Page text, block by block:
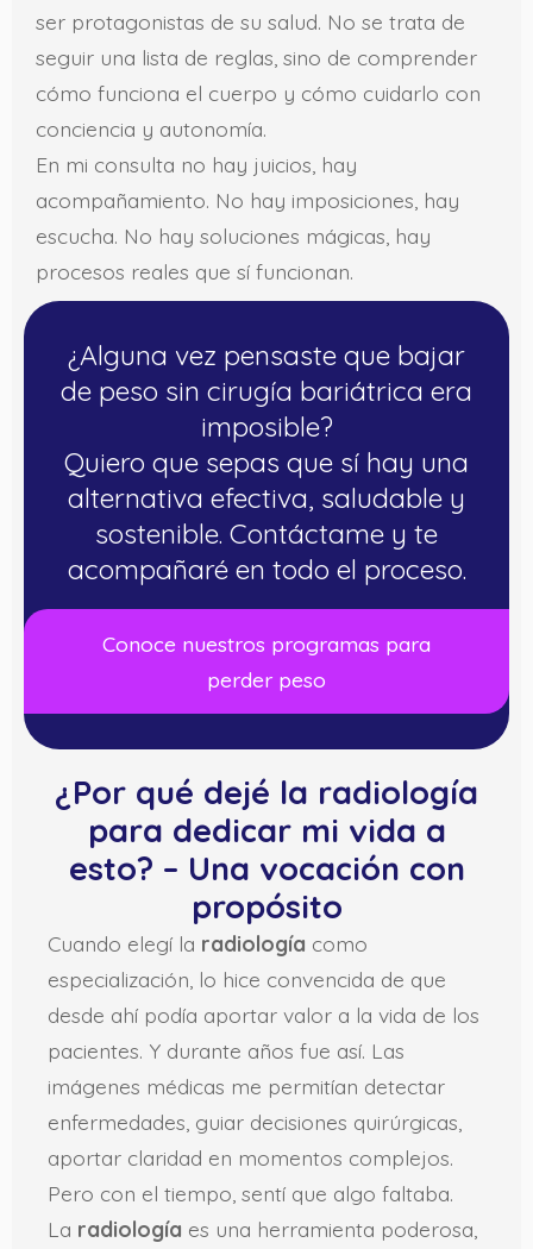
ser protagonistas de su salud. No se trata de
seguir una lista de reglas, sino de comprender
cómo funciona el cuerpo y cómo cuidarlo con
conciencia y autonomía.
En mi consulta no hay juicios, hay
acompañamiento. No hay imposiciones, hay
escucha. No hay soluciones mágicas, hay
procesos reales que sí funcionan.
¿Alguna vez pensaste que bajar
de peso sin cirugía bariátrica era
imposible?
Quiero que sepas que sí hay una
alternativa efectiva, saludable y
sostenible. Contáctame y te
acompañaré en todo el proceso.
Conoce nuestros programas para
perder peso
¿Por qué dejé la radiología
para dedicar mi vida a
esto? – Una vocación con
propósito
Cuando elegí la radiología como
especialización, lo hice convencida de que
desde ahí podía aportar valor a la vida de los
pacientes. Y durante años fue así. Las
imágenes médicas me permitían detectar
enfermedades, guiar decisiones quirúrgicas,
aportar claridad en momentos complejos.
Pero con el tiempo, sentí que algo faltaba.
La radiología es una herramienta poderosa,